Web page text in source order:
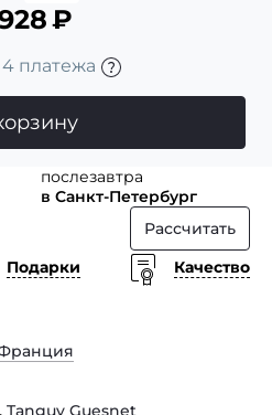
₽
4 платежа
послезавтра
в Санкт-Петербург
Рассчитать
Подарки
Качество
, Tanguy Guesnet